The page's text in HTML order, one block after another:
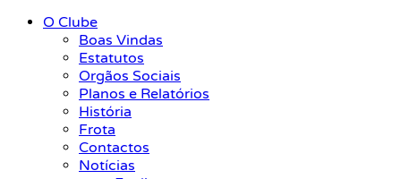
O Clube
Boas Vindas
Estatutos
Orgãos Sociais
Planos e Relatórios
História
Frota
Contactos
Notícias